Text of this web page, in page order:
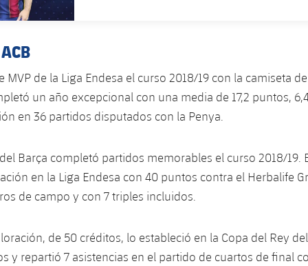
MVP de la Liga Endesa el curso 2018/19 con la camiseta
un año excepcional con una media de 17,2 puntos,
en 36 partidos disputados con la Penya.
Barça completó partidos memorables el curso 2018/19.
en la Liga Endesa con 40 puntos contra el Herbalife
de campo y con 7 triples incluidos.
de 50 créditos, lo estableció en la Copa del Rey
y repartió 7 asistencias en el partido de cuartos de final